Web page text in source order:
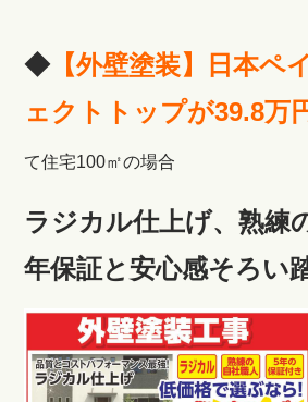
◆【外壁塗装】日本ペ
ェクトトップが39.8万
て住宅100㎡の場合
ラジカル仕上げ、熟練
年保証と安心感そろい